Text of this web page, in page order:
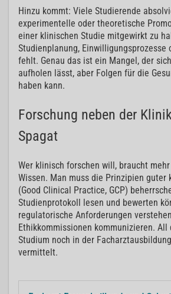
Hinzu kommt: Viele Studierende
experimentelle oder theoretische
einer klinischen Studie mitgewirkt zu
Studienplanung, Einwilligungsprozesse
fehlt. Genau das ist ein Mangel, der
aufholen lässt, aber Folgen für die
haben kann.
Forschung neben der
Spagat
Wer klinisch forschen will, braucht
Wissen. Man muss die Prinzipien guter
(Good Clinical Practice, GCP)
Studienprotokoll lesen und bewerten
regulatorische Anforderungen
Ethikkommissionen kommunizieren. All
Studium noch in der
vermittelt.